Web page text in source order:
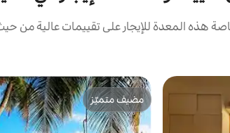
هذه المعدة للإيجار على تقييمات عالية من حيث
مضيف متميّز
مضيف متميّز